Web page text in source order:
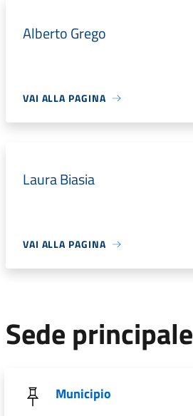
Alberto Grego
VAI ALLA PAGINA
Laura Biasia
VAI ALLA PAGINA
Sede principale
Municipio